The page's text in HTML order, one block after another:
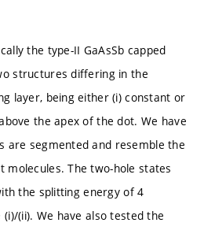
the type-II GaAsSb capped
structures differing in the
layer, being either (i) constant or
the apex of the dot. We have
are segmented and resemble the
The two-hole states
the splitting energy of 4
(ii). We have also tested the